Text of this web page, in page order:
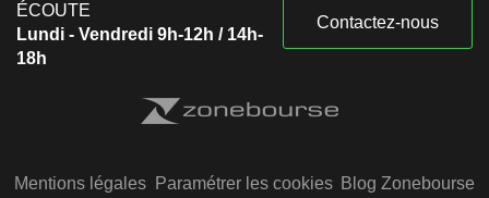
ÉCOUTE
Lundi - Vendredi 9h-12h / 14h-
18h
Contactez-nous
Mentions légales Paramétrer les cookies Blog Zonebourse